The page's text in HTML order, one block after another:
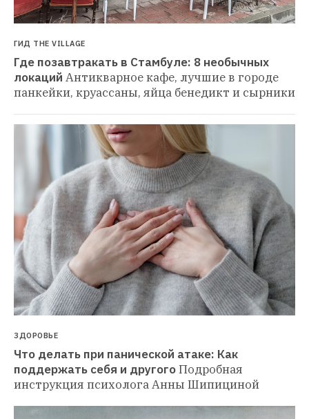
ГИД THE VILLAGE
Где позавтракать в Стамбуле: 8 необычных
локаций Антикварное кафе, лучшие в городе
панкейки, круассаны, яйца бенедикт и сырники
ЗДОРОВЬЕ
Что делать при панической атаке: Как
поддержать себя и другогоПодробная
инструкция психолога Анны Шипициной